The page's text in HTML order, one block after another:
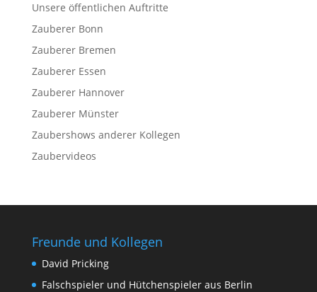
Unsere öffentlichen Auftritte
Zauberer Bonn
Zauberer Bremen
Zauberer Essen
Zauberer Hannover
Zauberer Münster
Zaubershows anderer Kollegen
Zaubervideos
Freunde und Kollegen
David Pricking
Falschspieler und Hütchenspieler aus Berlin